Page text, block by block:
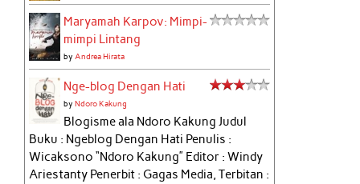
Maryamah Karpov: Mimpi-
mimpi Lintang
byAndrea Hirata
Nge-blog Dengan Hati
byNdoro Kakung
Blogisme ala Ndoro Kakung Judul
Buku : Ngeblog Dengan Hati Penulis :
Wicaksono “Ndoro Kakung” Editor : Windy
Ariestanty Penerbit : Gagas Media, Terbitan :